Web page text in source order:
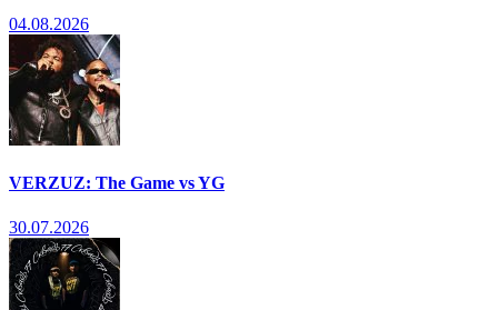
04.08.2026
VERZUZ: The Game vs YG
30.07.2026